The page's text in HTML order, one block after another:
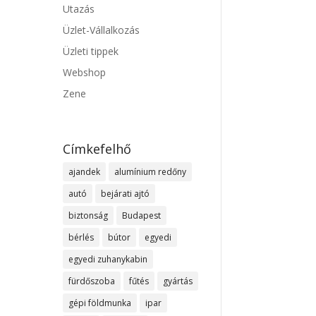
Utazás
Üzlet-Vállalkozás
Üzleti tippek
Webshop
Zene
Címkefelhő
ajandek
alumínium redőny
autó
bejárati ajtó
biztonság
Budapest
bérlés
bútor
egyedi
egyedi zuhanykabin
fürdőszoba
fűtés
gyártás
gépi földmunka
ipar